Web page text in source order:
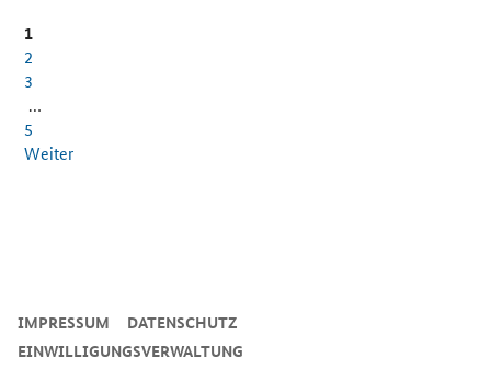
1
2
3
…
5
Weiter
IMPRESSUM
DATENSCHUTZ
EINWILLIGUNGSVERWALTUNG